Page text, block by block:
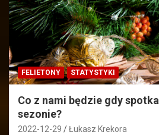
FELIETONY STATYSTYKI
Co z nami będzie gdy
sezonie?
2022-12-29 Łukasz Krekora